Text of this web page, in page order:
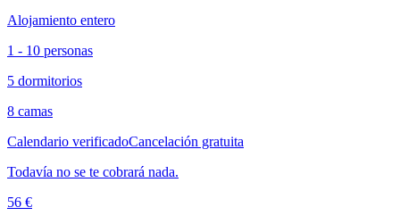
Alojamiento entero
1 - 10 personas
5 dormitorios
8 camas
Calendario verificadoCancelación gratuita
Todavía no se te cobrará nada.
56 €